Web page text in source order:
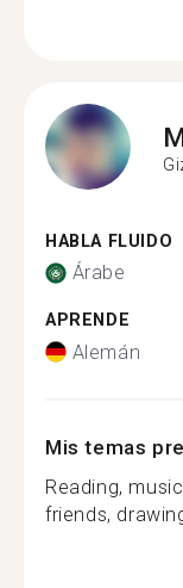
HABLA FLUIDO
Árabe
APRENDE
Alemán
Mis temas
Reading,
friends,